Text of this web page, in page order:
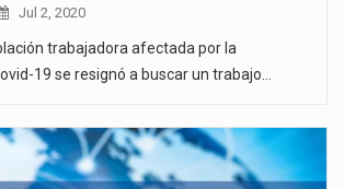
Jul 2, 2020
trabajadora afectada por la
19 se resignó a buscar un trabajo…